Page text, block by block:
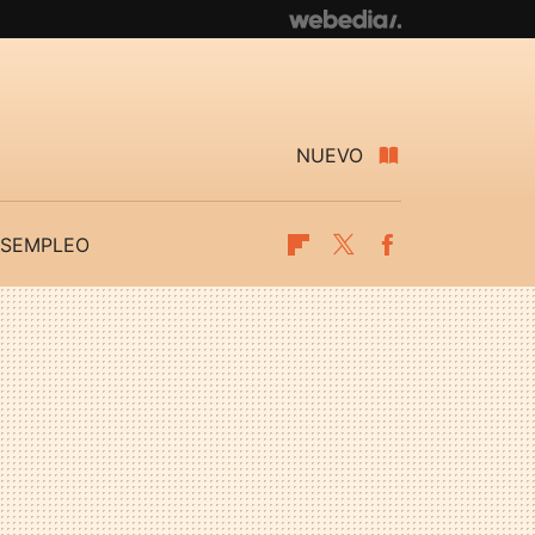
NUEVO
Flipboard
Twitter